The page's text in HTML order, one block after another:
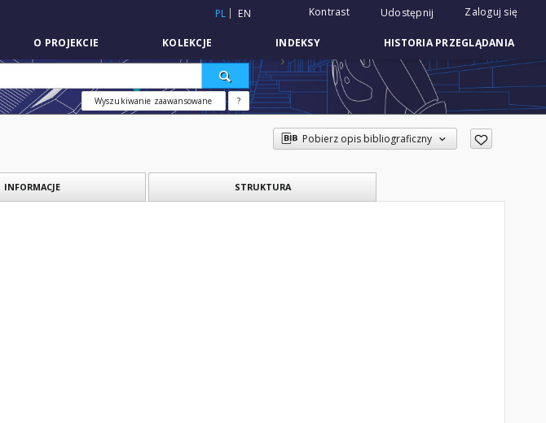
PL EN Kontrast Udostępnij Zaloguj się
O PROJEKCIE KOLEKCJE INDEKSY HISTORIA PRZEGLĄDANIA
Wyszukiwanie zaawansowane ?
Pobierz opis bibliograficzny
INFORMACJE STRUKTURA